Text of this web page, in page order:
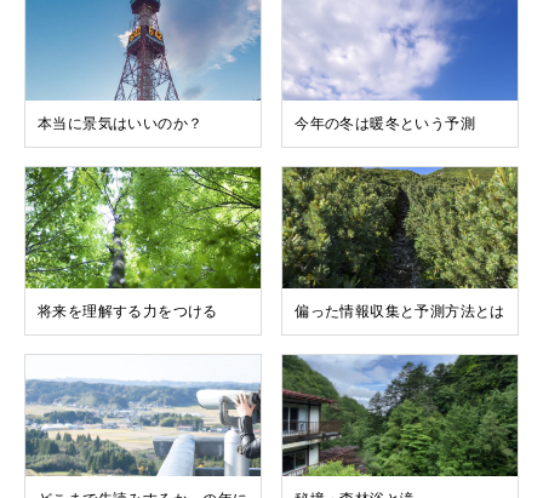
本当に景気はいいのか？ 今年の冬は暖冬という予測
将来を理解する力をつける 偏った情報収集と予測方法とは